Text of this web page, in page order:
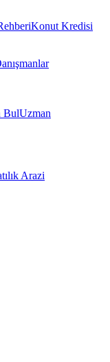
Konut Kredisi
BulUzman
Arazi